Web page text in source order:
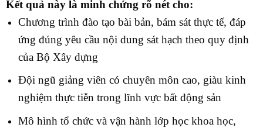
Kết quả này là minh chứng rõ nét cho:
Chương trình đào tạo bài bản, bám sát thực tế, đáp
ứng đúng yêu cầu nội dung sát hạch theo quy định
của Bộ Xây dựng
Đội ngũ giảng viên có chuyên môn cao, giàu kinh
nghiệm thực tiễn trong lĩnh vực bất động sản
Mô hình tổ chức và vận hành lớp học khoa học,